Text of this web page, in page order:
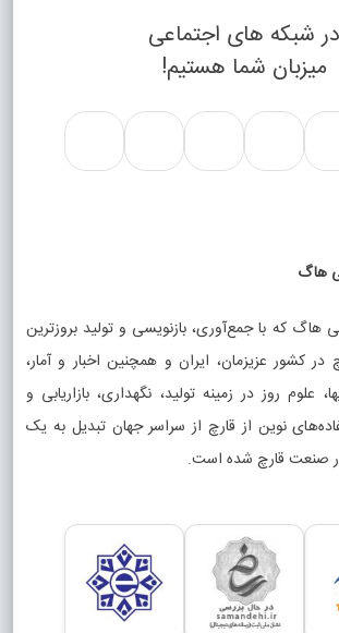
در شبکه های اجتماعی
میزبان شما هستیم!
هاگ
هاگ که با جمع‌آوری، بازنویسی و تولید بروزترین
در کشور عزیزمان، ایران و همچنین اخبار و آمار،
علوم روز در زمینه تولید، نگهداری، بازاریابی و
نوین از قارچ از سراسر جهان تبدیل به یک
صنعت قارچ شده است.